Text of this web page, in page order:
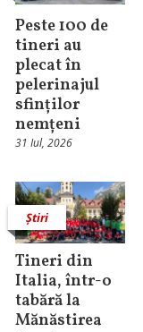
Peste 100 de
tineri au
plecat în
pelerinajul
sfinților
nemțeni
31 Iul, 2026
Știri
Tineri din
Italia, într-o
tabără la
Mănăstirea